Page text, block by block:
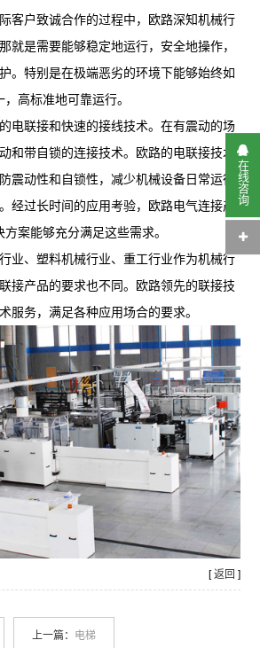
客户致诚合作的过程中，欧路深知机械行
就是需要能够稳定地运行，安全地操作，
。特别是在极端恶劣的环境下能够始终如
，高标准地可靠运行。
电联接和快速的接线技术。在有震动的场
和带自锁的连接技术。
欧路的电联接技术
震动性和自锁性，减少机械设备日常运行
经过长时间的应用考验，
欧路电气连接产
方案能够充分满足这些需求。
业、塑料机械行业、重工行业作为机械行
接产品的要求也不同。
欧路领先的联接技
服务，满足各种应用场合的要求。
[返回 ]
上一篇： 电梯
在线咨询